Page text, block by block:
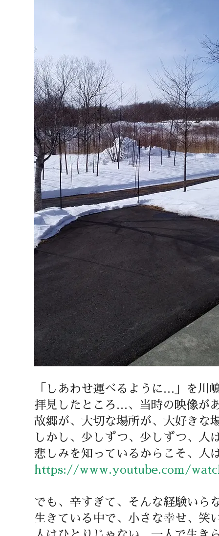
「しあわせ運べるように…」を川
拝見したところ…、当時の映像が
故郷が、大切な場所が、大好き
しかし、少しずつ、少しずつ、
悲しみを知っているからこそ、
https://www.youtube.com/
でも、辛すぎて、そんな経験い
生きている中で、小さな幸せ、